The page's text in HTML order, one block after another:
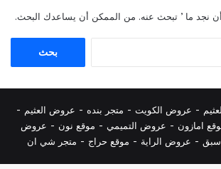
أن نجد ما ’ تبحث عنه. من الممكن أن يساعدك البحث.
- عروض الكويت - متجر بنده - عروض العثيم -
امازون - عروض التميمي - موقع نون - عروض
سبق - عروض الراية - موقع حراج - متجر شي ان